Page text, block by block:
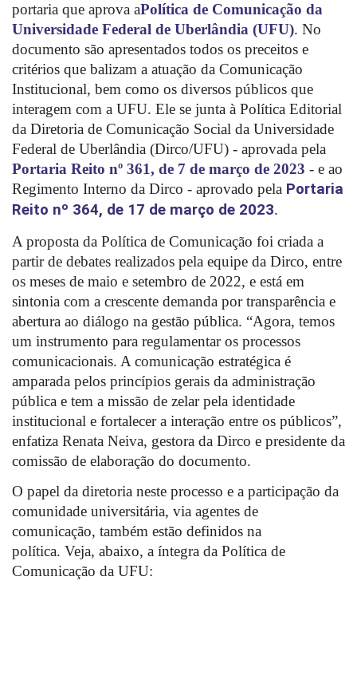
portaria que aprova aPolítica de Comunicação da
Universidade Federal de Uberlândia (UFU). No
documento são apresentados todos os preceitos e
critérios que balizam a atuação da Comunicação
Institucional, bem como os diversos públicos que
interagem com a UFU. Ele se junta à Política Editorial
da Diretoria de Comunicação Social da Universidade
Portaria Reito nº 361, de 7 de março de 2023 - e ao
Regimento Interno da Dirco - aprovado pela Portaria
Reito nº 364, de 17 de março de 2023.
A proposta da Política de Comunicação foi criada a
partir de debates realizados pela equipe da Dirco, entre
os meses de maio e setembro de 2022, e está em
sintonia com a crescente demanda por transparência e
abertura ao diálogo na gestão pública. “Agora, temos
um instrumento para regulamentar os processos
comunicacionais. A comunicação estratégica é
amparada pelos princípios gerais da administração
pública e tem a missão de zelar pela identidade
institucional e fortalecer a interação entre os públicos”,
enfatiza Renata Neiva, gestora da Dirco e presidente da
comissão de elaboração do documento.
O papel da diretoria neste processo e a participação da
comunidade universitária, via agentes de
comunicação, também estão definidos na
política. Veja, abaixo, a íntegra da Política de
Comunicação da UFU: